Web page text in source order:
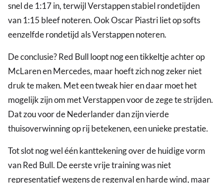
snel de 1:17 in, terwijl Verstappen stabiel rondetijden
van 1:15 bleef noteren. Ook Oscar Piastri liet op softs
eenzelfde rondetijd als Verstappen noteren.
De conclusie? Red Bull loopt nog een tikkeltje achter op
McLaren en Mercedes, maar hoeft zich nog zeker niet
druk te maken. Met een tweak hier en daar moet het
mogelijk zijn om met Verstappen voor de zege te strijden.
Dat zou voor de Nederlander dan zijn vierde
thuisoverwinning op rij betekenen, een unieke prestatie.
Tot slot nog wel één kanttekening over de huidige vorm
van Red Bull. De eerste vrije training was niet
representatief wegens de regenval en harde wind, maar